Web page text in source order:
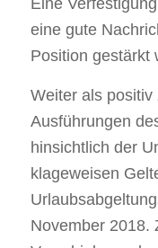
eine gute
Position gestärkt
Weiter als
Ausführungen
hinsichtlich der
klageweisen
November 2018.